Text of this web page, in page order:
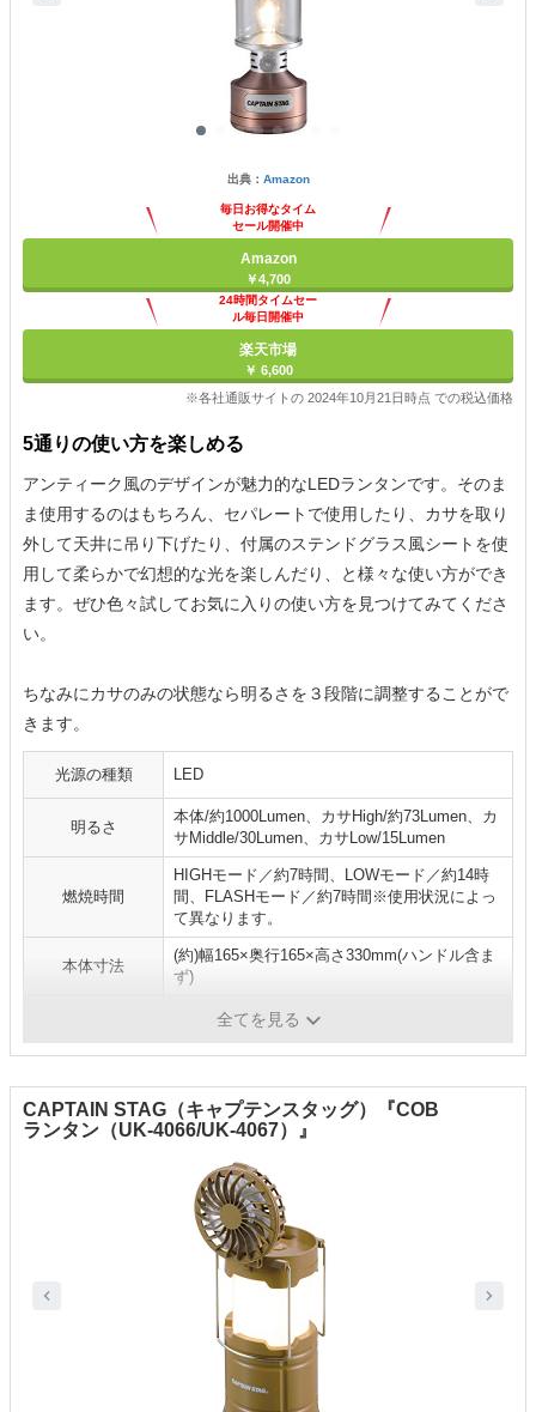
出典： Amazon
毎日お得なタイム
セール開催中
Amazon
￥4,700
24時間タイムセー
ル毎日開催中
楽天市場
￥ 6,600
※各社通販サイトの 2024年10月21日時点 での税込価格
5通りの使い方を楽しめる
アンティーク風のデザインが魅力的なLEDランタンです。そのま
ま使用するのはもちろん、セパレートで使用したり、カサを取り
外して天井に吊り下げたり、付属のステンドグラス風シートを使
用して柔らかで幻想的な光を楽しんだり、と様々な使い方ができ
ます。ぜひ色々試してお気に入りの使い方を見つけてみてくださ
い。
ちなみにカサのみの状態なら明るさを３段階に調整することがで
きます。
光源の種類 LED
明るさ
本体/約1000Lumen、カサHigh/約73Lumen、カ
サMiddle/30Lumen、カサLow/15Lumen
燃焼時間
HIGHモード／約7時間、LOWモード／約14時
間、FLASHモード／約7時間※使用状況によっ
て異なります。
本体寸法
(約)幅165×奥行165×高さ330mm(ハンドル含ま
ず)
（約）770g(乾電池含まず)
全てを見る
CAPTAIN STAG（キャプテンスタッグ）『COB
ランタン（UK-4066/UK-4067）』